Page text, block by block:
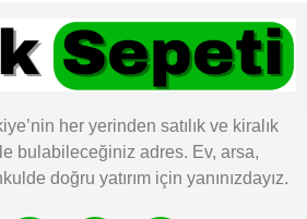
her yerinden satılık ve kiralık
bulabileceğiniz adres. Ev, arsa,
doğru yatırım için yanınızdayız.